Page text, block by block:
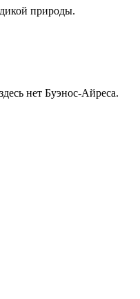
природы.
нет Буэнос-Айреса.